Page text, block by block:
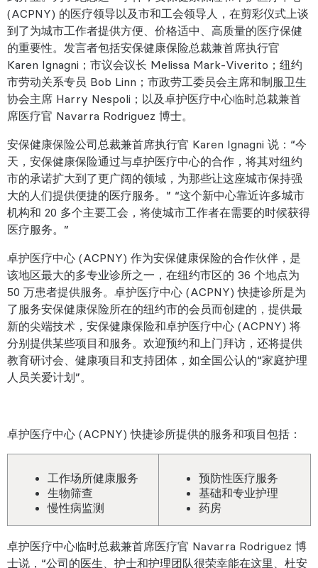
(ACPNY) 的医疗领导以及市和工会领导人，在剪彩仪式上谈
到了为城市工作者提供方便、价格适中、高质量的医疗保健
的重要性。发言者包括安保健康保险总裁兼首席执行官
Karen Ignagni；市议会议长 Melissa Mark-Viverito；纽约
市劳动关系专员 Bob Linn；市政劳工委员会主席和制服卫生
协会主席 Harry Nespoli；以及卓护医疗中心临时总裁兼首
席医疗官 Navarra Rodriguez 博士。
安保健康保险公司总裁兼首席执行官 Karen Ignagni 说：“今
天，安保健康保险通过与卓护医疗中心的合作，将其对纽约
市的承诺扩大到了更广阔的领域，为那些让这座城市保持强
大的人们提供便捷的医疗服务。” “这个新中心靠近许多城市
机构和 20 多个主要工会，将使城市工作者在需要的时候获得
医疗服务。”
卓护医疗中心 (ACPNY) 作为安保健康保险的合作伙伴，是
该地区最大的多专业诊所之一，在纽约市区的 36 个地点为
50 万患者提供服务。卓护医疗中心 (ACPNY) 快捷诊所是为
了服务安保健康保险所在的纽约市的会员而创建的，提供最
新的尖端技术，安保健康保险和卓护医疗中心 (ACPNY) 将
分别提供某些项目和服务。欢迎预约和上门拜访，还将提供
教育研讨会、健康项目和支持团体，如全国公认的“家庭护理
人员关爱计划”。
卓护医疗中心 (ACPNY) 快捷诊所提供的服务和项目包括：
工作场所健康服务
生物筛查
慢性病监测
预防性医疗服务
基础和专业护理
药房
卓护医疗中心临时总裁兼首席医疗官 Navarra Rodriguez 博
士说，“公司的医生、护士和护理团队很荣幸能在这里、杜安